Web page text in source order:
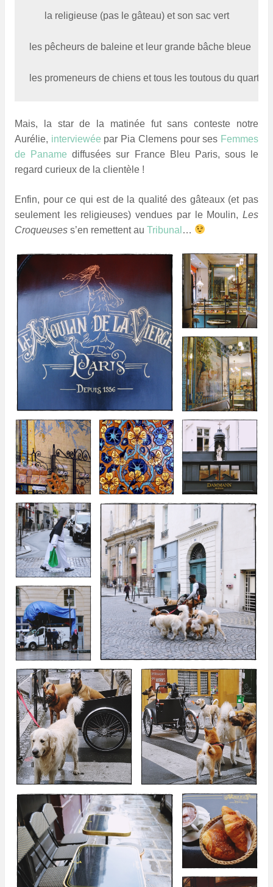
la religieuse (pas le gâteau) et son sac vert
les pêcheurs de baleine et leur grande bâche bleue
Mais, la star de la matinée fut sans conteste notre
Aurélie, interviewée par Pia Clemens pour ses Femmes
de Paname diffusées sur France Bleu Paris, sous le
regard curieux de la clientèle !
Enfin, pour ce qui est de la qualité des gâteaux (et pas
seulement les religieuses) vendues par le Moulin, Les
Croqueuses s’en remettent au Tribunal …